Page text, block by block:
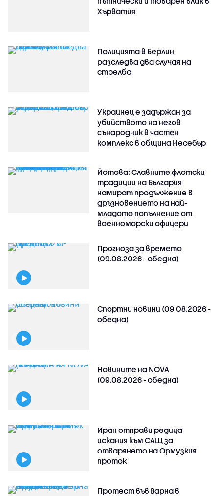
Хърватия
Полицията в Берлин
разследва два случая на
стрелба
Украинец е задържан за
убийството на негов
сънародник в частен
комплекс в община Несебър
Йотова: Славните флотски
традиции на България
намират продължение в
дръзновението на най-
младото попълнение от
военноморски офицери
Прогноза за времето
(09.08.2026 - обедна)
Спортни новини (09.08.2026 -
обедна)
Новините на NOVA
(09.08.2026 - обедна)
Иран отправи редица
искания към САЩ за
отварянето на Ормузкия
проток
Протест във Варна в